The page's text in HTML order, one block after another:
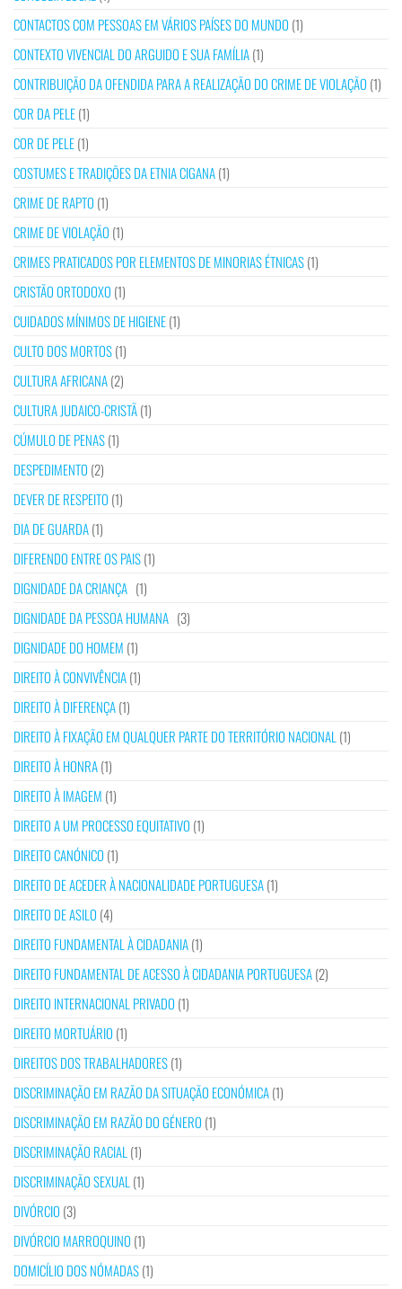
CONTACTOS COM PESSOAS EM VÁRIOS PAÍSES DO MUNDO (1)
CONTEXTO VIVENCIAL DO ARGUIDO E SUA FAMÍLIA(1)
CONTRIBUIÇÃO DA OFENDIDA PARA A REALIZAÇÃO DO CRIME DE VIOLAÇÃO (1)
COR DA PELE(1)
COR DE PELE(1)
COSTUMES E TRADIÇÕES DA ETNIA CIGANA(1)
CRIME DE RAPTO (1)
CRIME DE VIOLAÇÃO (1)
CRIMES PRATICADOS POR ELEMENTOS DE MINORIAS ÉTNICAS(1)
CRISTÃO ORTODOXO (1)
CUIDADOS MÍNIMOS DE HIGIENE(1)
CULTO DOS MORTOS(1)
CULTURA AFRICANA(2)
CULTURA JUDAICO-CRISTÃ(1)
CÚMULO DE PENAS(1)
DESPEDIMENTO (2)
DEVER DE RESPEITO (1)
DIA DE GUARDA(1)
DIFERENDO ENTRE OS PAIS(1)
DIGNIDADE DA CRIANÇA (1)
DIGNIDADE DA PESSOA HUMANA (3)
DIGNIDADE DO HOMEM (1)
DIREITO À CONVIVÊNCIA(1)
DIREITO À DIFERENÇA(1)
DIREITO À FIXAÇÃO EM QUALQUER PARTE DO TERRITÓRIO NACIONAL (1)
DIREITO À HONRA(1)
DIREITO À IMAGEM (1)
DIREITO A UM PROCESSO EQUITATIVO (1)
DIREITO CANÓNICO (1)
DIREITO DE ACEDER À NACIONALIDADE PORTUGUESA(1)
DIREITO DE ASILO (4)
DIREITO FUNDAMENTAL À CIDADANIA(1)
DIREITO FUNDAMENTAL DE ACESSO À CIDADANIA PORTUGUESA(2)
DIREITO INTERNACIONAL PRIVADO (1)
DIREITO MORTUÁRIO (1)
DIREITOS DOS TRABALHADORES(1)
DISCRIMINAÇÃO EM RAZÃO DA SITUAÇÃO ECONÓMICA(1)
DISCRIMINAÇÃO EM RAZÃO DO GÉNERO (1)
DISCRIMINAÇÃO RACIAL (1)
DISCRIMINAÇÃO SEXUAL (1)
DIVÓRCIO (3)
DIVÓRCIO MARROQUINO (1)
DOMICÍLIO DOS NÓMADAS(1)